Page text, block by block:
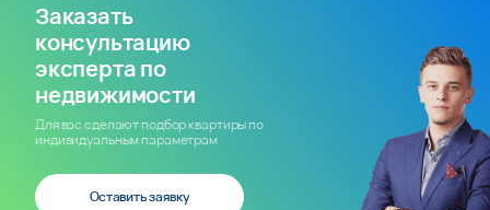
Заказать
консультацию
эксперта по
недвижимости
Для вас сделают подбор квартиры по
индивидуальным параметрам
Оставить заявку